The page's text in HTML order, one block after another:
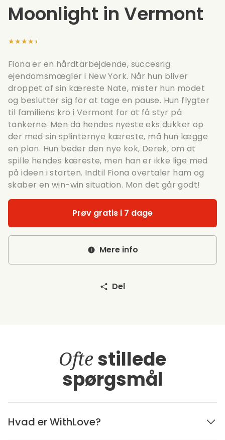
Moonlight in Vermont
★★★★★
Fiona er en hårdtarbejdende, succesrig
ejendomsmægler i New York. Når hun bliver
droppet af sin kæreste Nate, mister hun modet
og beslutter sig for at tage en pause. Hun flygter
til familiens kro i Vermont for at få styr på
tankerne. Men da hendes nyeste eks dukker op
der med sin splinternye kæreste, må hun lægge
en plan. Hun beder den nye kok, Derek, om at
spille hendes kæreste, men han er ikke lige med
på ideen i starten. Indtil Fiona overtaler ham og
skaber en win-win situation. Mon det går godt!
Prøv gratis i 7 dage
Mere info
Del
Ofte stillede
spørgsmål
Hvad er WithLove?